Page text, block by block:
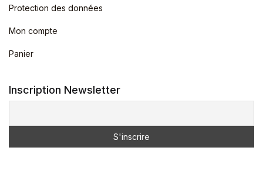
Protection des données
Mon compte
Panier
Inscription Newsletter